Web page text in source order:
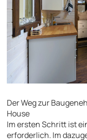
Der Weg zur
House
Im ersten Schritt ist
erforderlich. Im